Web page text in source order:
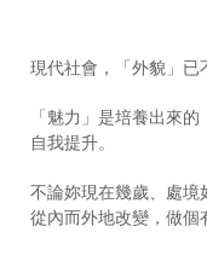
現代社會，「外貌」已
「魅力」是培養出來
自我提升。
不論妳現在幾歲、處境
從內而外地改變，做個